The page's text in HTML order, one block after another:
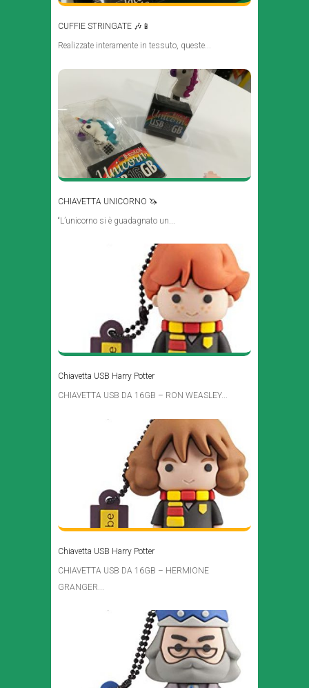
CUFFIE STRINGATE 🎶📱
Realizzate interamente in tessuto, queste...
CHIAVETTA UNICORNO 🦄
“L’unicorno si è guadagnato un...
Chiavetta USB Harry Potter
CHIAVETTA USB DA 16GB – RON WEASLEY...
Chiavetta USB Harry Potter
CHIAVETTA USB DA 16GB – HERMIONE
GRANGER...